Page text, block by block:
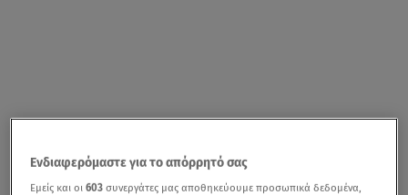
Ενδιαφερόμαστε για το απόρρητό σας
Εμείς και οι603 συνεργάτες μας αποθηκεύουμε προσωπικά δεδομένα,